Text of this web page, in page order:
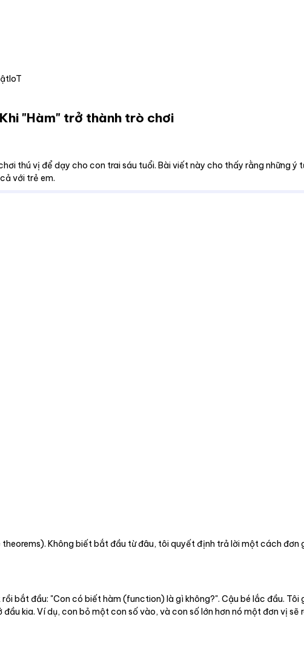
IoT
"Hàm" trở thành trò chơi
thú vị để dạy cho con trai sáu tuổi. Bài viết này cho thấy rằng những ý
với trẻ em.
Không biết bắt đầu từ đâu, tôi quyết định trả lời một cách đơn
bắt đầu: "Con có biết hàm (function) là gì không?". Cậu bé lắc đầu. Tôi
kia. Ví dụ, con bỏ một con số vào, và con số lớn hơn nó một đơn vị sẽ